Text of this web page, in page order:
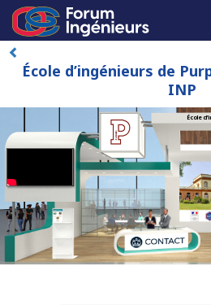
École d’ingénieurs de
INP
École